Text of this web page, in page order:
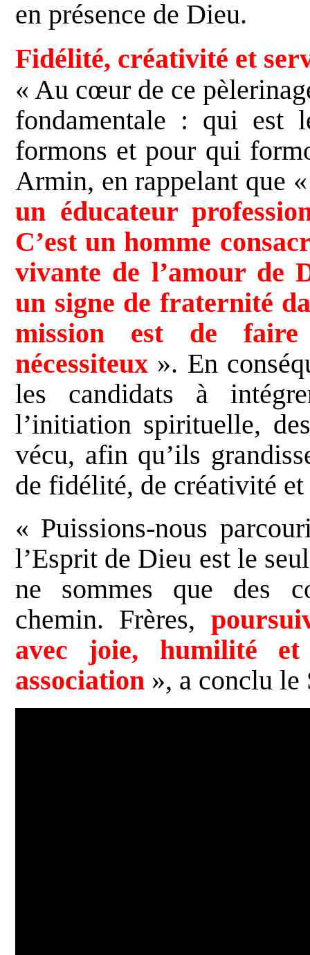
en présence de Dieu.
Fidélité, créativité et
« Au cœur de ce
fondamentale : qui est
formons et pour qui
Armin, en rappelant que «
un éducateur
C’est un homme
vivante de l’amour de
un signe de fraternité
mission est de
nécessiteux ». En
les candidats à
l’initiation spirituelle,
vécu, afin qu’ils
de fidélité, de créativité
« Puissions-nous
l’Esprit de Dieu est le
ne sommes que des
chemin. Frères,
avec joie, humilité
association », a conclu le